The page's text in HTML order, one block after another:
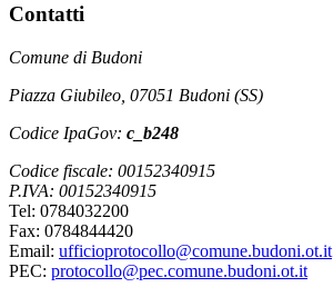
Contatti
Comune di Budoni
Piazza Giubileo, 07051 Budoni (SS)
Codice IpaGov: c_b248
Codice fiscale: 00152340915
P.IVA: 00152340915
Tel: 0784032200
Fax: 0784844420
Email: ufficioprotocollo@comune.budoni.ot.it
PEC: protocollo@pec.comune.budoni.ot.it